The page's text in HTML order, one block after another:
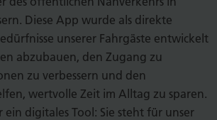
Diese App wurde als direkte
unserer Fahrgäste entwickelt
abzubauen, den Zugang zu
zu verbessern und den
wertvolle Zeit im Alltag zu sparen.
ein digitales Tool: Sie steht für unser